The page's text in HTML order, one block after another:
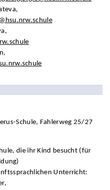
Schule, Fahlerweg 25/27
die ihr Kind besucht (für
Unterricht: